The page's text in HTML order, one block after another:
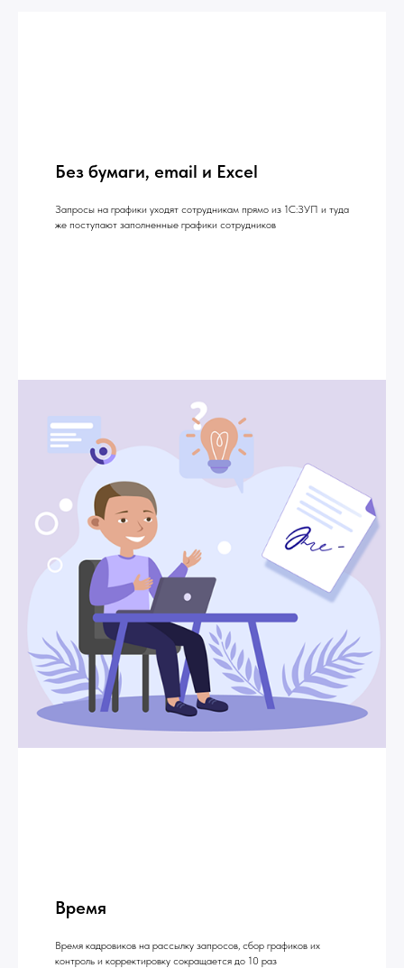
Без бумаги, email и Excel
Запросы на графики уходят сотрудникам прямо из 1С:ЗУП и туда
же поступают заполненные графики сотрудников
Время
Время кадровиков на рассылку запросов, сбор графиков их
контроль и корректировку сокращается до 10 раз